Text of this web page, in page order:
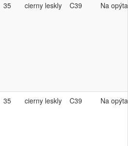
35 cierny leskly C39 Na
35 cierny leskly C39 Na